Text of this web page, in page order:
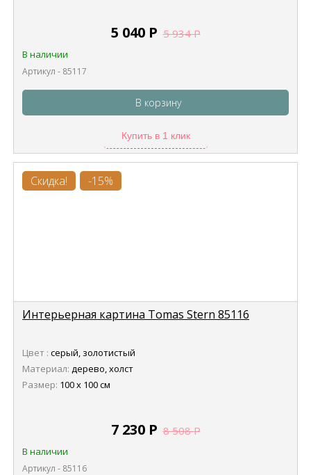
5 040 Р 5 934Р
В наличии
Артикул - 85117
В корзину
Купить в 1 клик
Скидка! -15%
Интерьерная картина Tomas Stern 85116
Цвет : серый, золотистый
Материал: дерево, холст
Размер: 100 х 100 см
7 230 Р 8 508Р
В наличии
Артикул - 85116